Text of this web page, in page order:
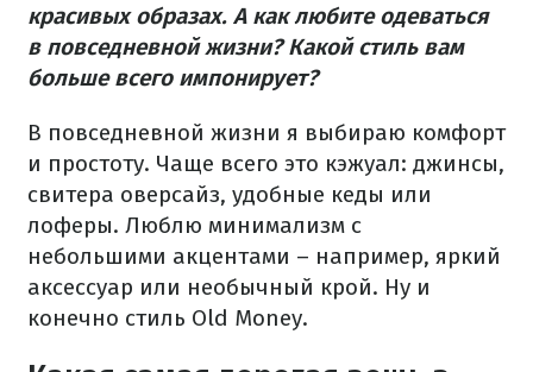
красивых образах. А как любите одеваться
в повседневной жизни? Какой стиль вам
больше всего импонирует?
В повседневной жизни я выбираю комфорт
и простоту. Чаще всего это кэжуал: джинсы,
свитера оверсайз, удобные кеды или
лоферы. Люблю минимализм с
небольшими акцентами – например, яркий
аксессуар или необычный крой. Ну и
конечно стиль Old Money.